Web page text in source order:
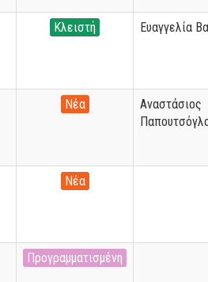
Κλειστή Ευαγγελία
Νέα
Αναστάσιος
Νέα
Προγραμματισμένη